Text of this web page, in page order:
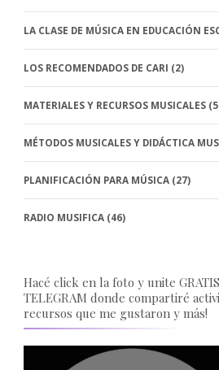
LA CLASE DE MÚSICA EN EDUCACIÓN
LOS RECOMENDADOS DE CARI (2)
MATERIALES Y RECURSOS MUSICALES
MÉTODOS MUSICALES Y DIDÁCTICA
PLANIFICACIÓN PARA MÚSICA (27)
RADIO MUSIFICA (46)
Hacé click en la foto y unite
TELEGRAM donde compartiré
recursos que me gustaron y más!